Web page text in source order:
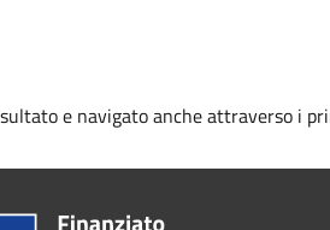
e navigato anche attraverso i